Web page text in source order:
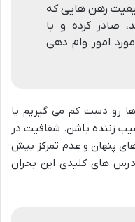
رهن هایی که
صادر کرده و با
امور وام دهی
رو دست کم می گیریم یا
زننده باشن. شفافیت در
پنهان و عدم تمرکز بیش
های کلیدی این بحران